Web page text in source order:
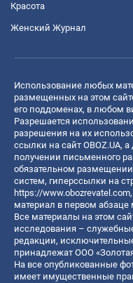
Красота
Женский Журнал
Использование любых
размещенных на этом
его поддоменах, в любом
Разрешается
разрешения на их
ссылки на сайт OBOZ.UA,
получении письменного
обязательном
систем, гиперссылки на
https://www.obozrevatel.com
материал в первом абзаце
Все материалы на этом
исследования –
редакции,
принадлежат ООО
На все опубликованные
имеет имущественные